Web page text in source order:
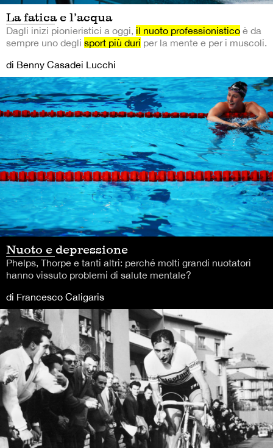
La fatica e l’acqua
Dagli inizi pionieristici a oggi, il nuoto professionistico è da
sempre uno degli sport più duri per la mente e per i muscoli.
di Benny Casadei Lucchi
Nuoto e depressione
Phelps, Thorpe e tanti altri: perché molti grandi nuotatori
hanno vissuto problemi di salute mentale?
di Francesco Caligaris